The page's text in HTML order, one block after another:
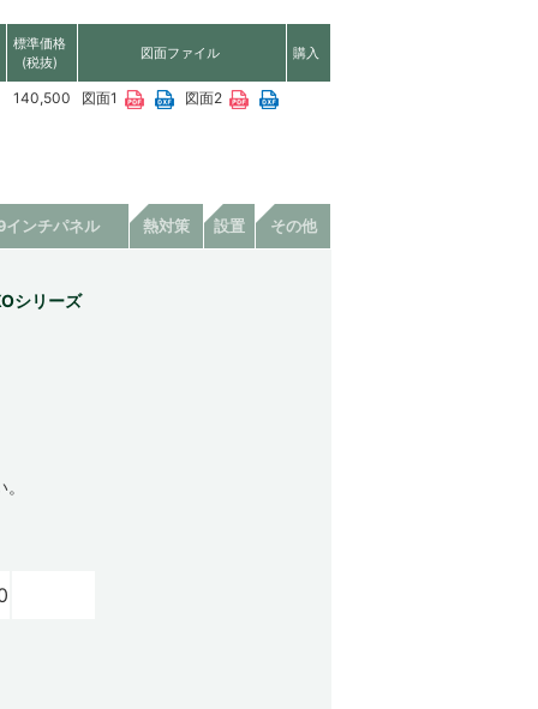
標準価格
(税抜)
図面ファイル 購入
140,500 図面1 図面2
インチパネル 熱対策 設置 その他
シリーズ